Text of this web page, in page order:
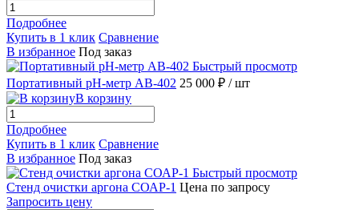
Подробнее
Купить в 1 клик Сравнение
В избранное Под заказ
Быстрый просмотр
Портативный рН-метр АВ-402 25 000 ₽ / шт
В корзину
Подробнее
Купить в 1 клик Сравнение
В избранное Под заказ
Быстрый просмотр
Стенд очистки аргона СОАР-1 Цена по запросу
Запросить цену